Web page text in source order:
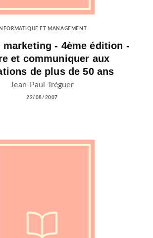
INFORMATIQUE ET MANAGEMENT
marketing - 4ème édition -
et communiquer aux
de plus de 50 ans
Jean-Paul Tréguer
22/08/2007